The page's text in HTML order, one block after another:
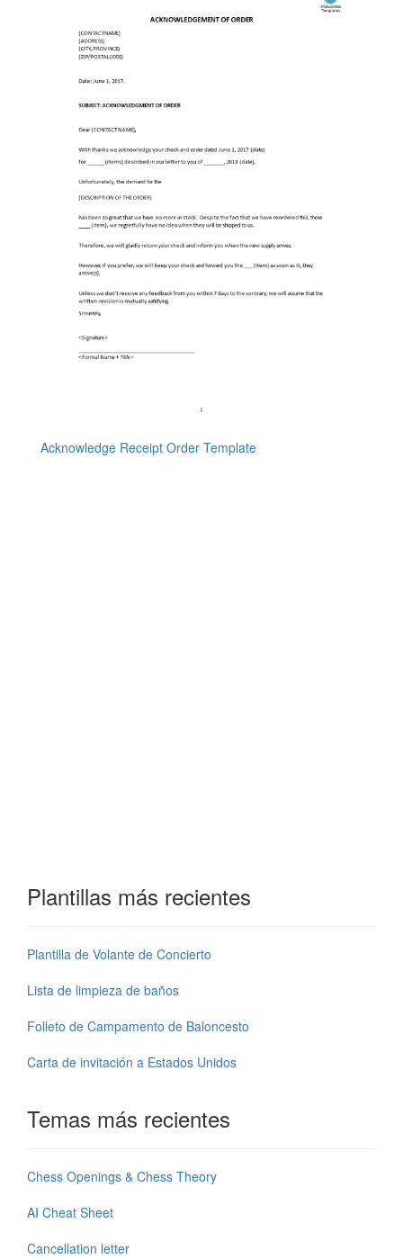
Acknowledge Receipt Order Template
Plantillas más recientes
Plantilla de Volante de Concierto
Lista de limpieza de baños
Folleto de Campamento de Baloncesto
Carta de invitación a Estados Unidos
Temas más recientes
Chess Openings & Chess Theory
AI Cheat Sheet
Cancellation letter